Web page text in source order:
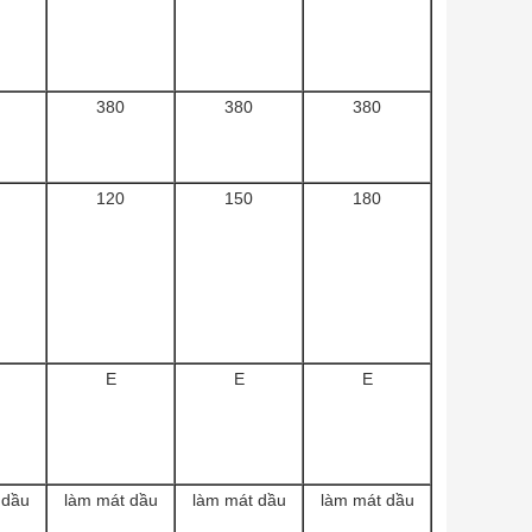
380 380 380
120 150 180
E E E
làm mát dầu làm mát dầu làm mát dầu